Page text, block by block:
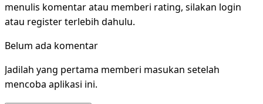
menulis komentar atau memberi rating, silakan login
atau register terlebih dahulu.
Belum ada komentar
Jadilah yang pertama memberi masukan setelah
mencoba aplikasi ini.